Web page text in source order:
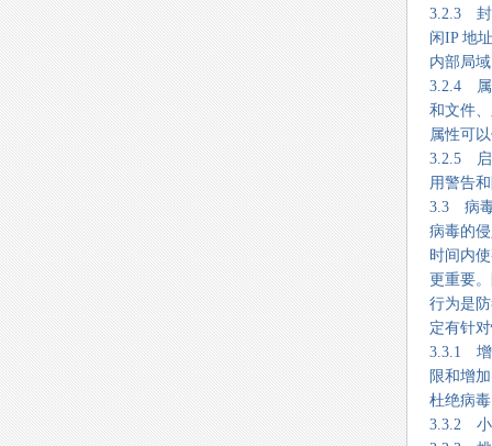
3.2.3 封
闲IP 地
内部局
3.2.4 属
和文件
属性可
3.2.5 启
用警告
3.3 病
病毒的
时间内
更重要
行为是
定有针
3.3.1 增
限和增
杜绝病
3.3.2 小